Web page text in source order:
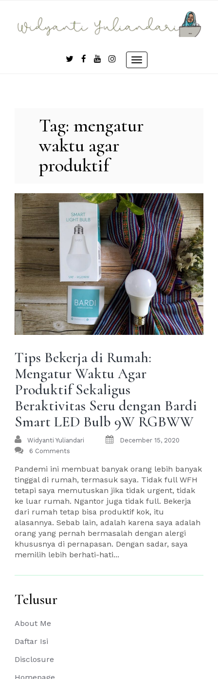
content
Toggle
Tag: mengatur
waktu agar
produktif
Tips Bekerja di Rumah:
Mengatur Waktu Agar
Produktif Sekaligus
Beraktivitas Seru dengan Bardi
Smart LED Bulb 9W RGBWW
Widyanti Yuliandari
December 15, 2020
6 Comments
Pandemi ini membuat banyak orang lebih banyak
tinggal di rumah, termasuk saya. Tidak full WFH
tetapi saya memutuskan jika tidak urgent, tidak
ke luar rumah. Ngantor juga tidak full. Bekerja
dari rumah tetap bisa produktif kok, itu
alasannya. Sebab lain, adalah karena saya adalah
orang yang pernah bermasalah dengan alergi
khususnya di pernapasan. Dengan sadar, saya
memilih lebih berhati-hati...
Telusur
About Me
Daftar Isi
Disclosure